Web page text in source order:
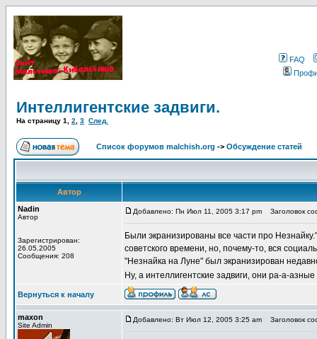
FAQ
Интеллигентские задвиги.
На страницу 1 2 3 След.
Список форумов malchish.org -> Обсуждение статей
Автор
Nadin
Автор
Зарегистрирован:
26.05.2005
Сообщения: 208
Добавлено: Пн Июл 11, 2005 3:17 pm Заголовок
Были экранизированы все части про
советского времени, но, почему-то, вся
"Незнайка на Луне" был экранизирован
Ну, а интеллигентские задвиги, они ра-а-
Вернуться к началу
maxon
Site Admin
Добавлено: Вт Июл 12, 2005 3:25 am Заголовок